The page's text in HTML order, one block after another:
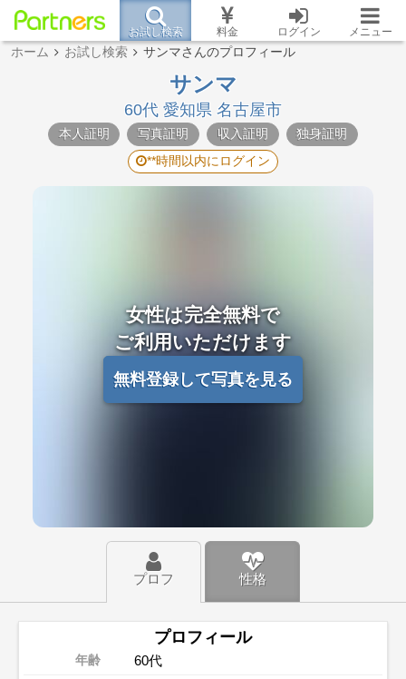
お試し検索 料金 ログイン メニュー
ホーム お試し検索 サンマさんのプロフィール
サンマ
60代 愛知県 名古屋市
本人証明 写真証明 収入証明
独身証明
**時間以内にログイン
女性は完全無料で
ご利用いただけます
無料登録して写真を見る
プロフ 性格
プロフィール
年齢 60代